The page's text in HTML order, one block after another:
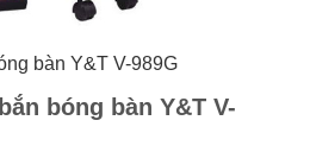
bàn Y&T V-989G
bóng bàn Y&T V-